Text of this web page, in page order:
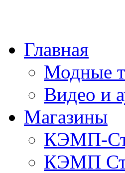
Главная
Модные
Видео и
Магазины
КЭМП-
КЭМП